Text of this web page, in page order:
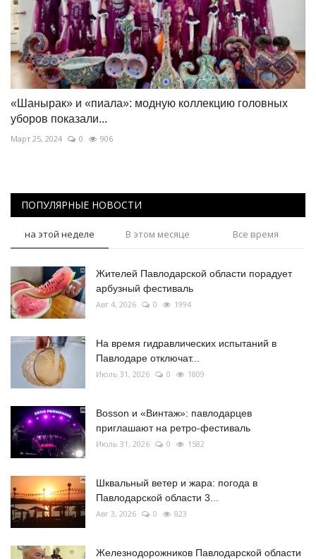
«Шанырак» и «пиала»: модную коллекцию головных
уборов показали...
Март 25, 2024 0 906
ПОПУЛЯРНЫЕ НОВОСТИ
на этой неделе В этом месяце Все время
Жителей Павлодарской области порадует
арбузный фестиваль
Авг 4, 2026 0 1994
На время гидравлических испытаний в
Павлодаре отключат...
Июль 31, 2026 0 1809
Bosson и «Винтаж»: павлодарцев
приглашают на ретро-фестиваль
Июль 31, 2026 0 1582
Шквальный ветер и жара: погода в
Павлодарской области 3...
Авг 3, 2026 0 823
Железнодорожников Павлодарской области